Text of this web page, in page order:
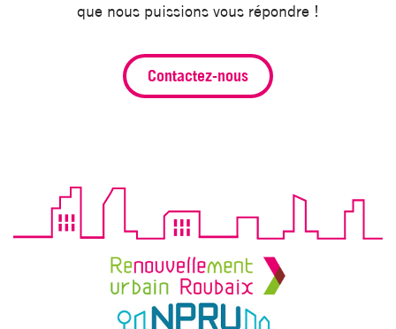
que nous puissions vous répondre !
Contactez-nous